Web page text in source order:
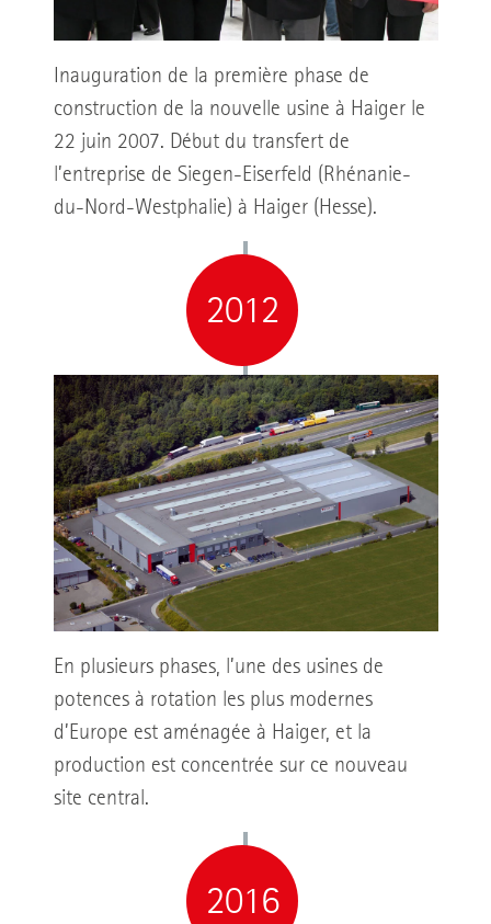
Inauguration de la première phase de
construction de la nouvelle usine à Haiger le
22 juin 2007. Début du transfert de
l’entreprise de Siegen-Eiserfeld (Rhénanie-
du-Nord-Westphalie) à Haiger (Hesse).
2012
En plusieurs phases, l’une des usines de
potences à rotation les plus modernes
d’Europe est aménagée à Haiger, et la
production est concentrée sur ce nouveau
site central.
2016